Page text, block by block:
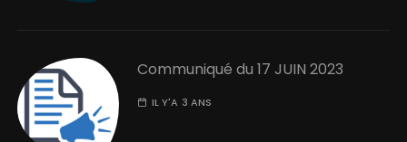
Communiqué du 17 JUIN 2023
IL Y'A 3 ANS